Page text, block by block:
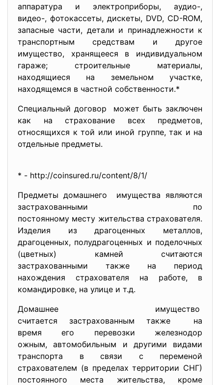
аппаратура и электроприборы, аудио-,
видео-, фотокассеты, дискеты, DVD, CD-ROM,
запасные части, детали и принадлежности к
транспортным средствам и другое
имущество, хранящееся в индивидуальном
гараже; строительные материалы,
находящиеся на земельном участке,
находящемся в частной собственности.*
Специальный договор может быть заключен
как на страхование всех предметов,
относящихся к той или иной группе, так и на
отдельные предметы.
* - http://coinsured.ru/content/8/1/
Предметы домашнего имущества являются
застрахованными по
постоянному месту жительства страхователя.
Изделия из драгоценных металлов,
драгоценных, полудрагоценных и поделочных
(цветных) камней считаются
застрахованными также на период
нахождения страхователя на работе, в
командировке, на улице и т.д.
Домашнее имущество
считается застрахованным также на
время его перевозки железнодор
ожным, автомобильным и другими видами
транспорта в связи с переменой
страхователем (в пределах территории СНГ)
постоянного места жительства, кроме